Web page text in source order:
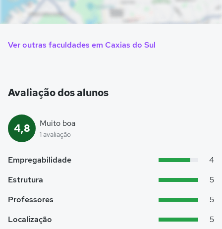
Ver outras faculdades em Caxias do Sul
Avaliação dos alunos
4,8 Muito boa
1 avaliação
Empregabilidade
4
Estrutura
5
Professores
5
Localização
5